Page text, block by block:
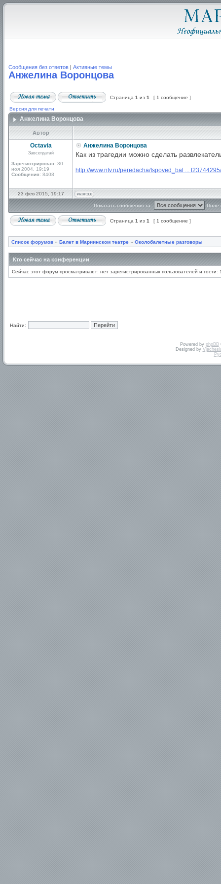
Сообщения без ответов | Активные темы
Анжелина Воронцова
Страница 1 из 1 [ 1 сообщение ]
Версия для печати
Анжелина Воронцова
Автор
Octavia
Завсегдатай
Зарегистрирован: 30
ноя 2004, 19:19
Сообщения: 8408
Анжелина Воронцова
Как из трагедии можно сделать
http://www.ntv.ru/peredacha/Ispoved_bal ... t23744295/
23 фев 2015, 19:17
Показать сообщения за: Поле
Страница 1 из 1 [ 1 сообщение ]
Список форумов » Балет в Мариинском театре » Околобалетные разговоры
Кто сейчас на конференции
Сейчас этот форум просматривают: нет зарегистрированных пользователей и гости:
Найти:
Powered by phpBB
Designed by